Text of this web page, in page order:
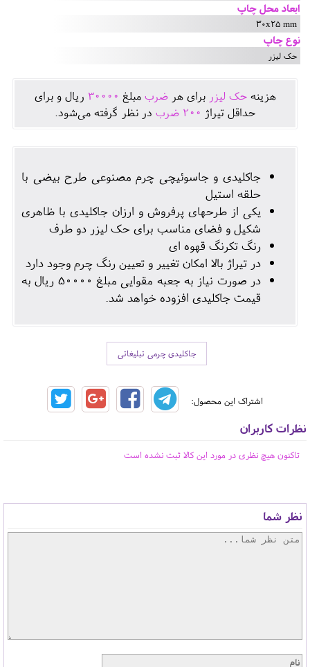
ابعاد محل چاپ
30x25 mm
نوع چاپ
حک لیزر
هزينهحک لیزر برای هرضرب مبلغ 30000 ريال و برای
حداقل تيراژ 200 ضرب در نظر گرفته می‌شود.
جاکلیدی و جاسوئیچی چرم مصنوعی طرح بیضی با
حلقه استیل
یکی از طرحهای پرفروش و ارزان جاکلیدی با ظاهری
شکیل و فضای مناسب برای حک لیزر دو طرف
رنگ تکرنگ قهوه ای
در تیراژ بالا امکان تغییر و تعیین رنگ چرم وجود دارد
در صورت نیاز به جعبه مقوایی مبلغ 50000 ریال به
قیمت جاکلیدی افزوده خواهد شد.
جاکلیدی چرمی تبلیغاتی
اشتراک این محصول:
نظرات کاربران
تاکنون هیچ نظری در مورد این کالا ثبت نشده است
نظر شما